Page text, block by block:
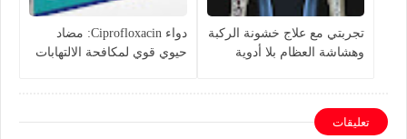
تجربتي مع علاج خشونة الركبة
وهشاشة العظام بلا أدوية
دواء Ciprofloxacin: مضاد
حيوي قوي لمكافحة الالتهابات
تعليقات